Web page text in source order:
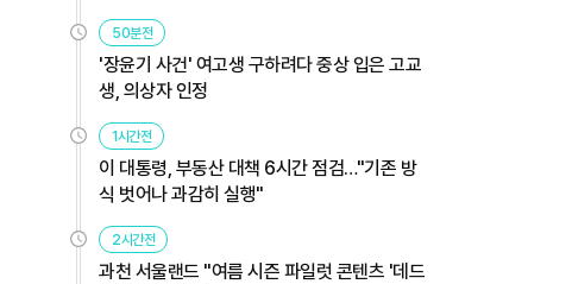
50분전
'장윤기 사건' 여고생 구하려다 중상 입은 고교
생, 의상자 인정
1시간전
이 대통령, 부동산 대책 6시간 점검…"기존 방
식 벗어나 과감히 실행"
2시간전
과천 서울랜드 "여름 시즌 파일럿 콘텐츠 '데드